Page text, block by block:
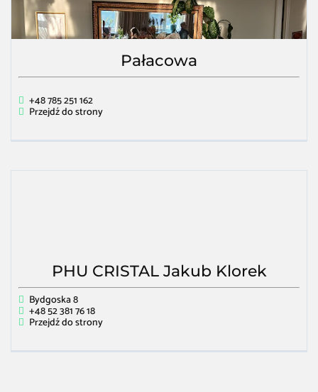
Pałacowa
+48 785 251 162
Przejdź do strony
PHU CRISTAL Jakub Klorek
Bydgoska 8
+48 52 381 76 18
Przejdź do strony